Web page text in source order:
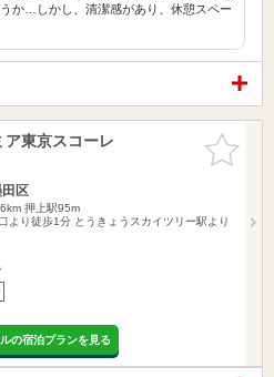
か…しかし、清潔感があり、休憩スペー
お気に入
りに追加
ア東京スコーレ
区
押上駅95m
より徒歩1分 とうきょうスカイツリー駅より
の宿泊プランを見る